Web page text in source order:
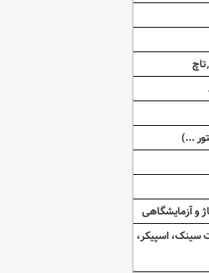
...)
و آزمایشگاهی
سینک، اسپیکر،